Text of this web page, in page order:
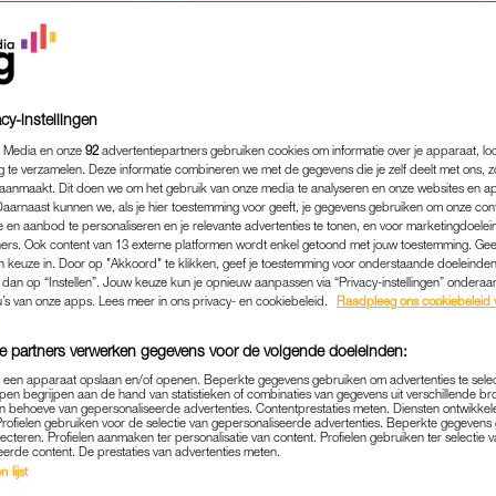
OP KERSTAVOND
'HIJ KWAM MET NIKS,
VERTROK MET NIKS'
PERSOONLIJK|MIJN WRAAK IS ZOET
24-12-2022 | ROWAN PEPERKAMP
pot halen, iemands favoriete kledingstuk
instellingen
en onze 92 advertentiepartners gebruiken cookies om informatie over je apparaat,
te verzamelen. Deze informatie combineren we met de gegevens die je zelf deelt met ons,
Dit doen we om het gebruik van onze media te analyseren en onze websites en
kunnen we, als je hier toestemming voor geeft, je gegevens gebruiken om onze
en aanbod te personaliseren en je relevante advertenties te tonen, en voor
Ook content van 13 externe platformen wordt enkel getoond met jouw toestemming.
keuze in. Door op "Akkoord" te klikken, geef je toestemming voor onderstaande
op “Instellen”. Jouw keuze kun je opnieuw aanpassen via “Privacy-instellingen”
van onze apps. Lees meer in ons privacy- en cookiebeleid.
Raadpleeg ons cookiebeleid
partners verwerken gegevens voor de volgende doeleinden:
apparaat opslaan en/of openen. Beperkte gegevens gebruiken om advertenties te
begrijpen aan de hand van statistieken of combinaties van gegevens uit verschillende
behoeve van gepersonaliseerde advertenties. Contentprestaties meten. Diensten
gebruiken voor de selectie van gepersonaliseerde advertenties. Beperkte
Profielen aanmaken ter personalisatie van content. Profielen gebruiken ter selectie
content. De prestaties van advertenties meten.
lijst